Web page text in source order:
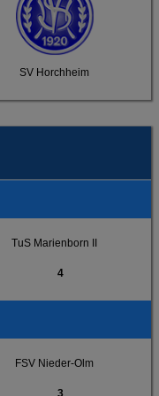
SV Horchheim
TuS Marienborn II
4
FSV Nieder-Olm
3